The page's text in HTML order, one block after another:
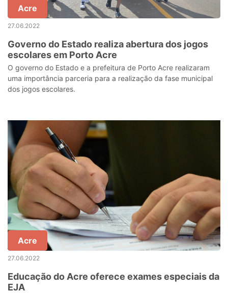
Acre
27.06.2022
Governo do Estado realiza abertura dos jogos
escolares em Porto Acre
O governo do Estado e a prefeitura de Porto Acre realizaram
uma importância parceria para a realização da fase municipal
dos jogos escolares.
Acre
27.06.2022
Educação do Acre oferece exames especiais da
EJA